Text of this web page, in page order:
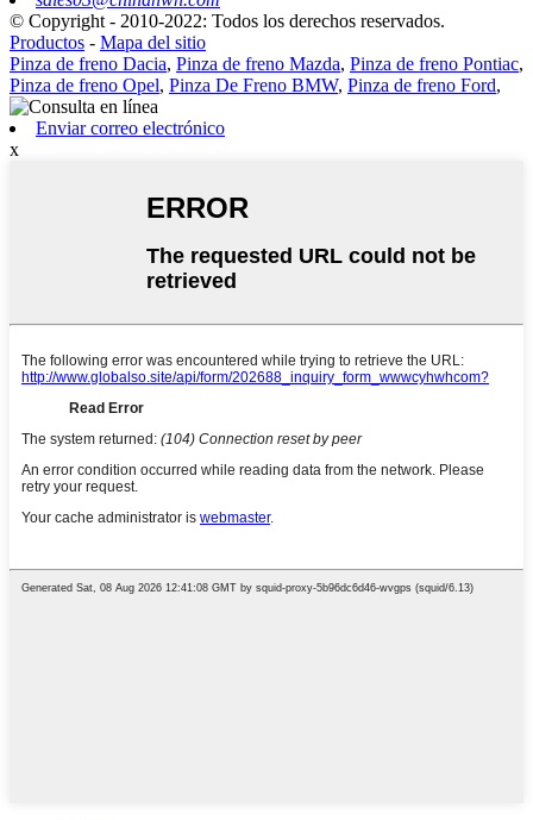
© Copyright - 2010-2022: Todos los derechos reservados.
Productos - Mapa del sitio
Pinza de freno Dacia, Pinza de freno Mazda, Pinza de freno Pontiac,
Pinza de freno Opel, Pinza De Freno BMW, Pinza de freno Ford,
Enviar correo electrónico
x